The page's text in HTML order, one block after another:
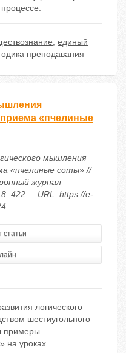
, единый
преподавания
«пчелиные
мышления
«пчелиные соты» //
журнал
– URL: https://e-
статьи
логического
шестиугольного
примеры
на уроках